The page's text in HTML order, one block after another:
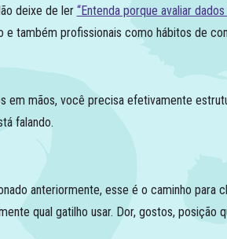
deixe de ler “Entenda porque avaliar
e também profissionais como hábitos de
em mãos, você precisa efetivamente
falando.
anteriormente, esse é o caminho
qual gatilho usar. Dor, gostos, posição